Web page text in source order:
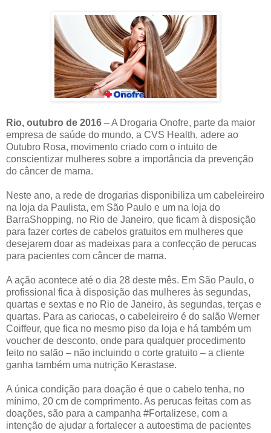
Rio, outubro de 2016 – A Drogaria Onofre, parte da maior
empresa de saúde do mundo, a CVS Health, adere ao
Outubro Rosa, movimento criado com o intuito de
conscientizar mulheres sobre a importância da prevenção
do câncer de mama.
Neste ano, a rede de drogarias disponibiliza um cabeleireiro
na loja da Paulista, em São Paulo e um na loja do
BarraShopping, no Rio de Janeiro, que ficam à disposição
para fazer cortes de cabelos gratuitos em mulheres que
desejarem doar as madeixas para a confecção de perucas
para pacientes com câncer de mama.
A ação acontece até o dia 28 deste mês. Em São Paulo, o
profissional fica à disposição das mulheres às segundas,
quartas e sextas e no Rio de Janeiro, às segundas, terças e
quartas. Para as cariocas, o cabeleireiro é do salão Werner
Coiffeur, que fica no mesmo piso da loja e há também um
voucher de desconto, onde para qualquer procedimento
feito no salão – não incluindo o corte gratuito – a cliente
ganha também uma nutrição Kerastase.
A única condição para doação é que o cabelo tenha, no
mínimo, 20 cm de comprimento. As perucas feitas com as
doações, são para a campanha #Fortalizese, com a
intenção de ajudar a fortalecer a autoestima de pacientes